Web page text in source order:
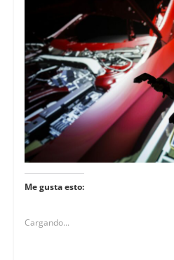
Me gusta esto:
Cargando...